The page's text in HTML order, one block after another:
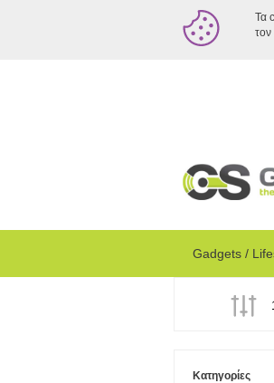
Τα
Gadgets /
Κατηγορίες